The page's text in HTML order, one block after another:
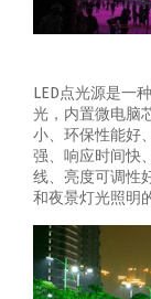
LED点光源是一
光，内置微电脑
小、环保性能好
强、响应时间快
线、亮度可调性
和夜景灯光照明